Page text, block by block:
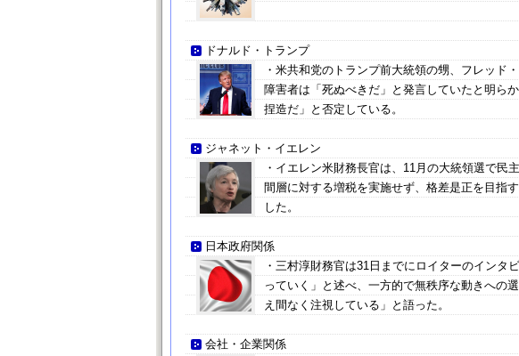
ドナルド・トランプ
・米共和党のトランプ前大統領の甥、フレッド
障害者は「死ぬべきだ」と発言していたと明ら
捏造だ」と否定している。
ジャネット・イエレン
・イエレン米財務長官は、11月の大統領選で民
間層に対する増税を実施せず、格差是正を目指
した。
日本政府関係
・三村淳財務官は31日までにロイターのインタ
っていく」と述べ、一方的で無秩序な動きへの
え間なく注視している」と語った。
会社・企業関係